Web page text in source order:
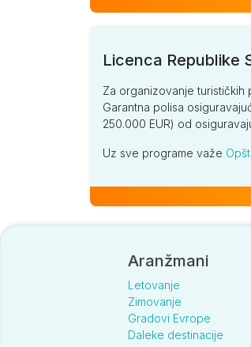
Licenca Republike
Za organizovanje turističkih
Garantna polisa
250.000 EUR) od
Uz sve programe važe
Aranžmani
Letovanje
Zimovanje
Gradovi Evrope
Daleke destinacije